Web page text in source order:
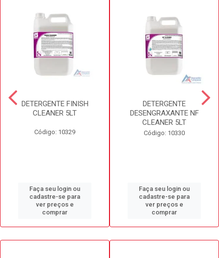
DETERGENTE FINISH
CLEANER 5LT
Código: 10329
Faça seu login ou
cadastre-se para
ver preços e
comprar
DETERGENTE
DESENGRAXANTE NF
CLEANER 5LT
Código: 10330
Faça seu login ou
cadastre-se para
ver preços e
comprar